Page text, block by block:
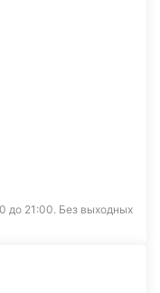
до 21:00. Без выходных